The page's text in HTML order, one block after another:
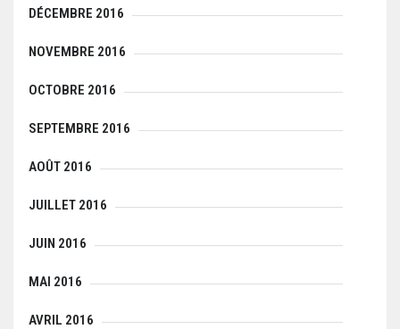
DÉCEMBRE 2016
NOVEMBRE 2016
OCTOBRE 2016
SEPTEMBRE 2016
AOÛT 2016
JUILLET 2016
JUIN 2016
MAI 2016
AVRIL 2016